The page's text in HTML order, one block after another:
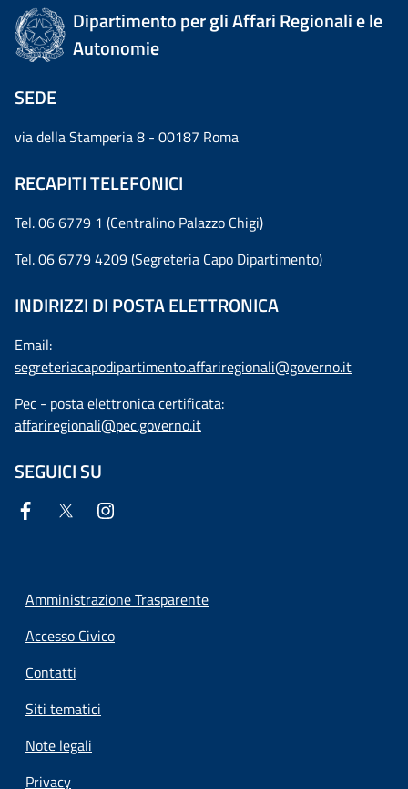
Dipartimento per gli Affari Regionali e le
Autonomie
SEDE
via della Stamperia 8 - 00187 Roma
RECAPITI TELEFONICI
Tel. 06 6779 1 (Centralino Palazzo Chigi)
Tel. 06 6779 4209 (Segreteria Capo Dipartimento)
INDIRIZZI DI POSTA ELETTRONICA
Email:
segreteriacapodipartimento.affariregionali@governo.it
Pec - posta elettronica certificata:
affariregionali@pec.governo.it
SEGUICI SU
Amministrazione Trasparente
Accesso Civico
Contatti
Siti tematici
Note legali
Privacy